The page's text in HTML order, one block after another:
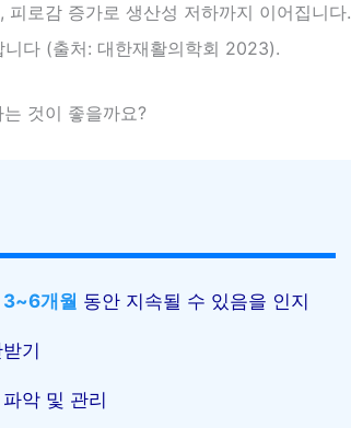
로감 증가로 생산성 저하까지 이어집니다.
다 (출처: 대한재활의학회 2023).
것이 좋을까요?
3~6개월 동안 지속될 수 있음을 인지
기
악 및 관리